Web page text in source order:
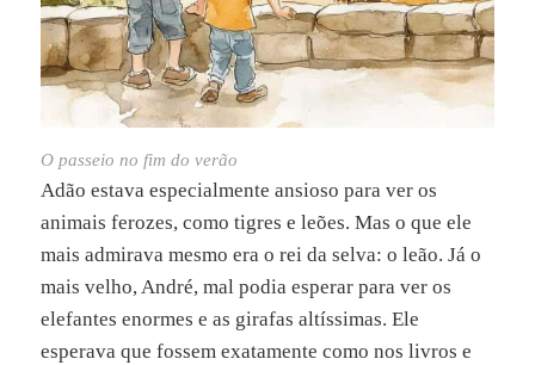
O passeio no fim do verão
Adão estava especialmente ansioso para ver os
animais ferozes, como tigres e leões. Mas o que ele
mais admirava mesmo era o rei da selva: o leão. Já o
mais velho, André, mal podia esperar para ver os
elefantes enormes e as girafas altíssimas. Ele
esperava que fossem exatamente como nos livros e